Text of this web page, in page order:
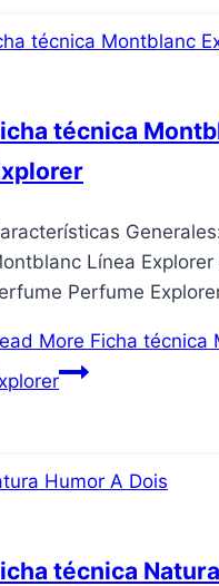
técnica
Línea
Perfume
More Ficha técnica
técnica